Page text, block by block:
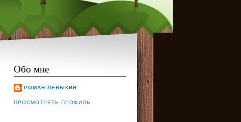
Обо мне
РОМАН ЛЕВЫКИН
ПРОСМОТРЕТЬ ПРОФИЛЬ